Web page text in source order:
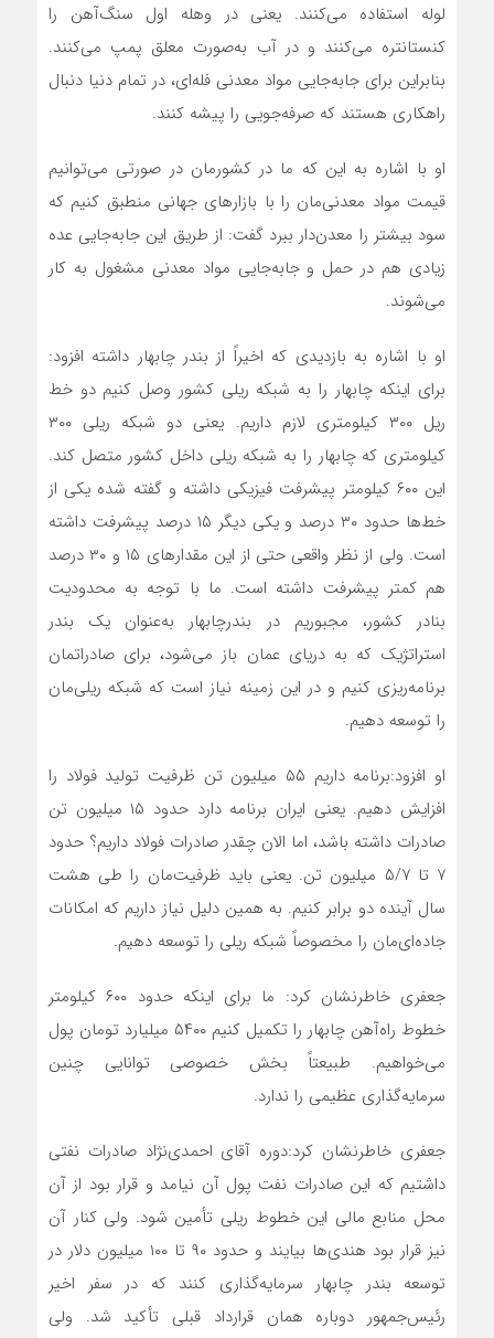
لوله استفاده می‌کنند. یعنی در وهله اول سنگ‌آهن را
کنستانتره می‌کنند و در آب به‌صورت معلق پمپ می‌کنند.
بنابراین برای جابه‌جایی مواد معدنی فله‌ای، در تمام دنیا دنبال
راهکاری هستند که صرفه‌جویی را پیشه کنند.
او با اشاره به این که ما در کشورمان در صورتی می‌توانیم
قیمت مواد معدنی‌مان را با بازارهای جهانی منطبق کنیم که
سود بیشتر را معدن‌دار ببرد گفت: از طریق این جابه‌جایی عده
زیادی هم در حمل و جابه‌جایی مواد معدنی مشغول به کار
می‌شوند.
او با اشاره به بازدیدی که اخیراً از بندر چابهار داشته افزود:
برای اینکه چابهار را به شبکه ریلی کشور وصل کنیم دو خط
ریل ۳۰۰ کیلومتری لازم داریم. یعنی دو شبکه ریلی ۳۰۰
کیلومتری که چابهار را به شبکه ریلی داخل کشور متصل ‌کند.
این ۶۰۰ کیلومتر پیشرفت فیزیکی داشته و گفته ‌شده یکی از
خط‌ها حدود ۳۰ درصد و یکی دیگر ۱۵ درصد پیشرفت داشته
است. ولی از نظر واقعی حتی از این مقدارهای ۱۵ و ۳۰ درصد
هم کمتر پیشرفت داشته است. ما با توجه به محدودیت
بنادر کشور، مجبوریم در بندرچابهار به‌عنوان یک بندر
استراتژیک که به دریای عمان باز می‌شود، برای صادراتمان
برنامه‌ریزی کنیم و در این زمینه نیاز است که شبکه ریلی‌مان
را توسعه دهیم.
او افزود:برنامه داریم ۵۵ میلیون تن ظرفیت تولید فولاد را
افزایش دهیم. یعنی ایران برنامه دارد حدود ۱۵ میلیون تن
صادرات داشته باشد، اما الان چقدر صادرات فولاد داریم؟ حدود
۷ تا ۵/۷ میلیون تن. یعنی باید ظرفیت‌مان را طی هشت
سال آینده دو برابر کنیم. به همین دلیل نیاز داریم که امکانات
جاده‌ای‌مان را مخصوصاً شبکه ریلی را توسعه دهیم.
جعفری خاطرنشان کرد: ما برای اینکه حدود ۶۰۰ کیلومتر
خطوط راه‌آهن چابهار را تکمیل کنیم ۵۴۰۰ میلیارد تومان پول
می‌خواهیم. طبیعتاً بخش خصوصی توانایی چنین
سرمایه‌گذاری عظیمی را ندارد.
جعفری خاطرنشان کرد:دوره آقای احمدی‌نژاد صادرات نفتی
داشتیم که این صادرات نفت پول آن نیامد و قرار بود از آن
محل منابع مالی این خطوط ریلی تأمین شود. ولی کنار آن
نیز قرار بود هندی‌ها بیایند و حدود ۹۰ تا ۱۰۰ میلیون دلار در
توسعه بندر چابهار سرمایه‌گذاری کنند که در سفر اخیر
رئیس‌جمهور دوباره همان قرارداد قبلی تأکید شد. ولی